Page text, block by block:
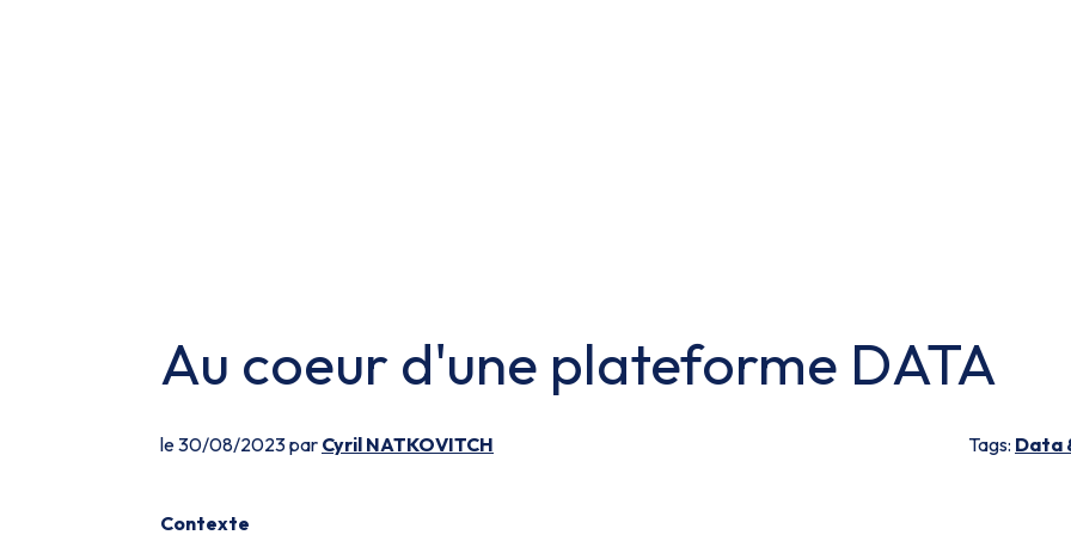
Au coeur d'une plateforme DATA
le 30/08/2023 par Cyril NATKOVITCH Tags: Data
Contexte